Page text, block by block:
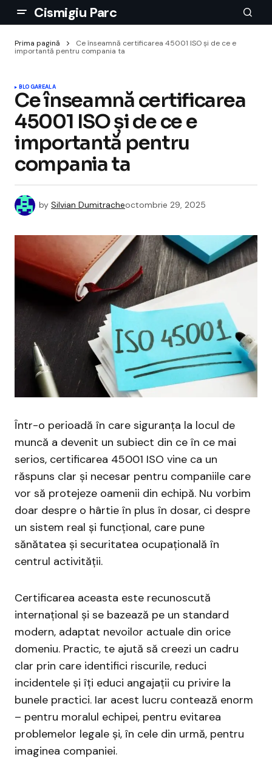
Cismigiu Parc
Prima pagină
Ce înseamnă certificarea 45001 ISO și de ce e
importantă pentru compania ta
BLOGAREALA
Ce înseamnă certificarea
45001 ISO și de ce e
importantă pentru
compania ta
by Silvian Dumitracheoctombrie 29, 2025
Într-o perioadă în care siguranța la locul de
muncă a devenit un subiect din ce în ce mai
serios, certificarea 45001 ISO vine ca un
răspuns clar și necesar pentru companiile care
vor să protejeze oamenii din echipă. Nu vorbim
doar despre o hârtie în plus în dosar, ci despre
un sistem real și funcțional, care pune
sănătatea și securitatea ocupațională în
centrul activității.
Certificarea aceasta este recunoscută
internațional și se bazează pe un standard
modern, adaptat nevoilor actuale din orice
domeniu. Practic, te ajută să creezi un cadru
clar prin care identifici riscurile, reduci
incidentele și îți educi angajații cu privire la
bunele practici. Iar acest lucru contează enorm
– pentru moralul echipei, pentru evitarea
problemelor legale și, în cele din urmă, pentru
imaginea companiei.